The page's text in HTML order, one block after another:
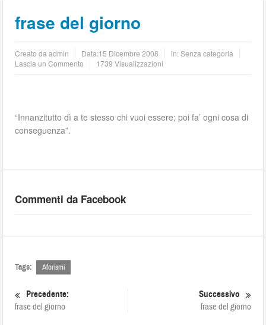
frase del giorno
Creato daadmin Data:15 Dicembre 2008
in: Senza categoria
Lascia un Commento
1739 Visualizzazioni
“Innanzitutto dì a te stesso chi vuoi essere; poi fa’ ogni cosa di
conseguenza”.
Commenti da Facebook
Tags: Aforismi
Precedente:
frase del giorno
Successivo
frase del giorno